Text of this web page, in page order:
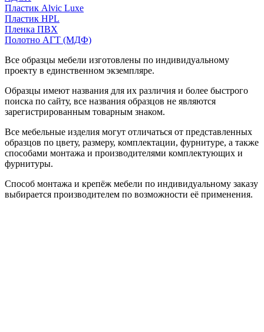
Пластик Alvic Luxe
Пластик HPL
Пленка ПВХ
Полотно АГТ (МДФ)
Все образцы мебели изготовлены по индивидуальному
проекту в единственном экземпляре.
Образцы имеют названия для их различия и более быстрого
поиска по сайту, все названия образцов не являются
зарегистрированным товарным знаком.
Все мебельные изделия могут отличаться от представленных
образцов по цвету, размеру, комплектации, фурнитуре, а также
способами монтажа и производителями комплектующих и
фурнитуры.
Способ монтажа и крепёж мебели по индивидуальному заказу
выбирается производителем по возможности её применения.